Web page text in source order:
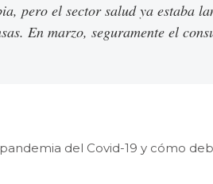
pero el sector salud ya estaba
En marzo, seguramente el
del Covid-19 y cómo